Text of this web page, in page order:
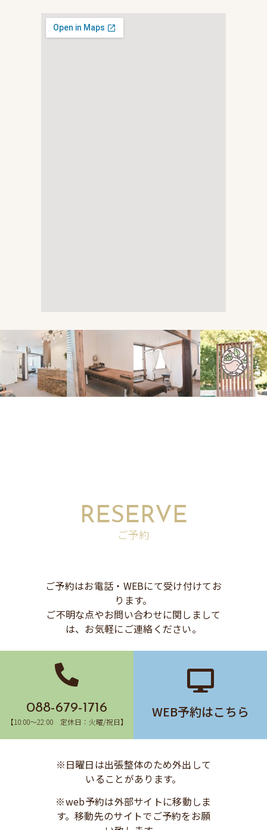
RESERVE
ご予約
ご予約はお電話・WEBにて受け付けてお
ります。
ご不明な点やお問い合わせに関しまして
は、お気軽にご連絡ください。
088-679-1716
【10:00〜22:00 定休日：火曜/祝日】
WEB予約はこちら
※日曜日は出張整体のため外出して
いることがあります。
※web予約は外部サイトに移動しま
す。移動先のサイトでご予約をお願